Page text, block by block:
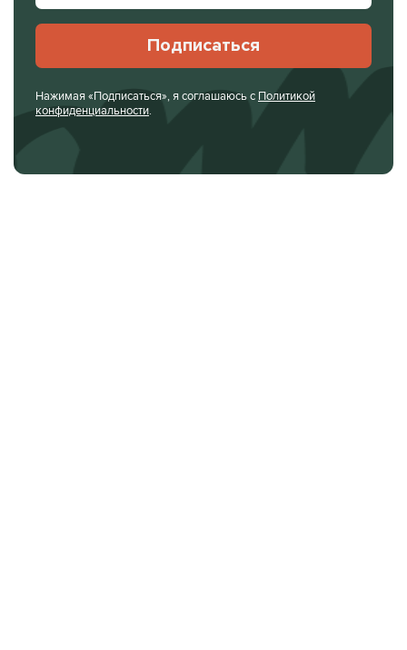
Подписаться
Нажимая «Подписаться», я соглашаюсь с Политикой
конфиденциальности.